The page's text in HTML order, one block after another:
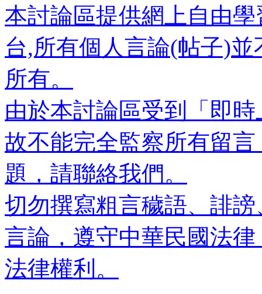
本討論區提供網上自由
台,所有個人言論(帖子)
所有。
由於本討論區受到「即
故不能完全監察所有留
題，請聯絡我們。
切勿撰寫粗言穢語、誹
言論，遵守中華民國法
法律權利。